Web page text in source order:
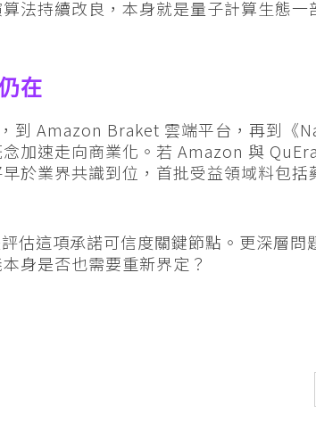
法持續改良，本身就是量子計算生態一
在
Amazon Braket 雲端平台，再到《
加速走向商業化。若 Amazon 與
於業界共識到位，首批受益領域料包括
估這項承諾可信度關鍵節點。更深層問
身是否也需要重新界定？